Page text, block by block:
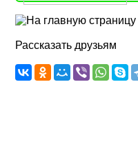
Рассказать друзьям